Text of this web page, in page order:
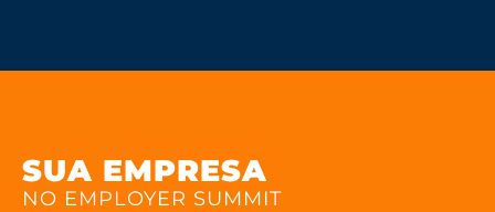
SUA EMPRESA
NO EMPLOYER SUMMIT